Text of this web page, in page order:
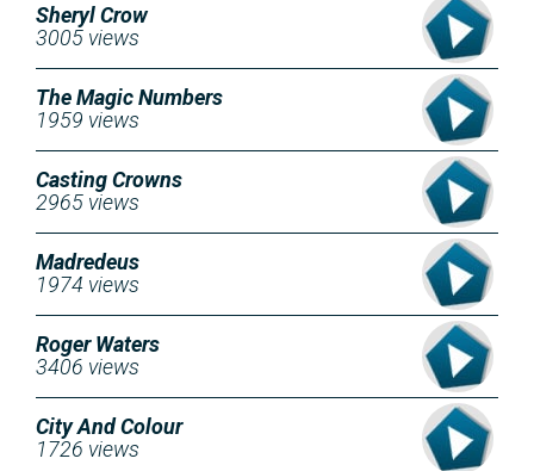
Sheryl Crow
3005 views
The Magic Numbers
1959 views
Casting Crowns
2965 views
Madredeus
1974 views
Roger Waters
3406 views
City And Colour
1726 views